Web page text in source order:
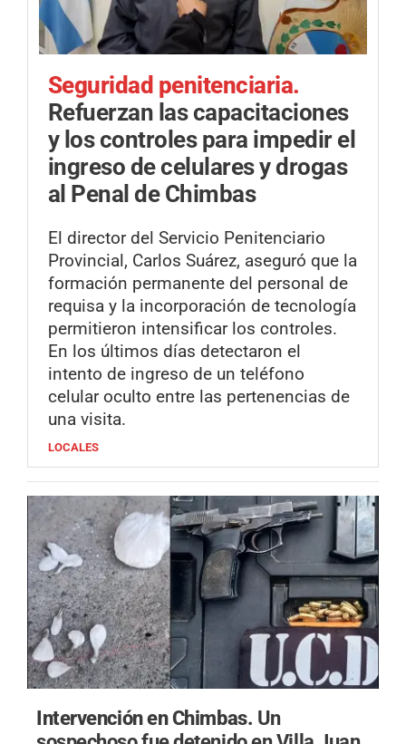
Seguridad penitenciaria.
Refuerzan las capacitaciones
y los controles para impedir el
ingreso de celulares y drogas
al Penal de Chimbas
El director del Servicio Penitenciario
Provincial, Carlos Suárez, aseguró que la
formación permanente del personal de
requisa y la incorporación de tecnología
permitieron intensificar los controles.
En los últimos días detectaron el
intento de ingreso de un teléfono
celular oculto entre las pertenencias de
una visita.
LOCALES
Intervención en Chimbas. Un